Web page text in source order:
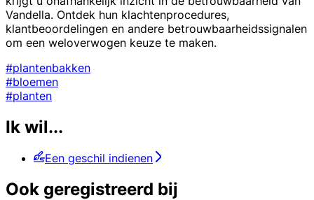
Vandella. Ontdek hun klachtenprocedures,
klantbeoordelingen en andere betrouwbaarheidssignalen
om een weloverwogen keuze te maken.
#plantenbakken
#bloemen
#planten
Ik wil...
Een geschil indienen
Ook geregistreerd bij